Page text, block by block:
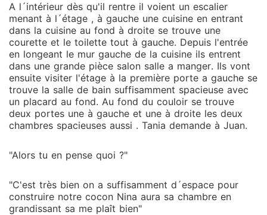
A l´intérieur dès qu'il rentre il voient un escalier
menant à l´étage , à gauche une cuisine en entrant
dans la cuisine au fond à droite se trouve une
courette et le toilette tout à gauche. Depuis l'entrée
en longeant le mur gauche de la cuisine ils entrent
dans une grande pièce salon salle a manger. Ils vont
ensuite visiter l'étage à la première porte a gauche se
trouve la salle de bain suffisamment spacieuse avec
un placard au fond. Au fond du couloir se trouve
deux portes une à gauche et une à droite les deux
chambres spacieuses aussi . Tania demande à Juan.
"Alors tu en pense quoi ?"
"C'est très bien on a suffisamment d´espace pour
construire notre cocon Nina aura sa chambre en
grandissant sa me plaît bien"